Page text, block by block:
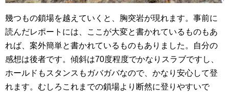
幾つもの鎖場を越えていくと、胸突岩が現れます。事前に
読んだレポートには、ここが大変と書かれているものもあ
れば、案外簡単と書かれているものもありました。自分の
感想は後者です。傾斜は70度程度でかなりスラブですし、
ホールドもスタンスもガバガバなので、かなり安心して登
れます。むしろこれまでの鎖場より断然に登りやすいで